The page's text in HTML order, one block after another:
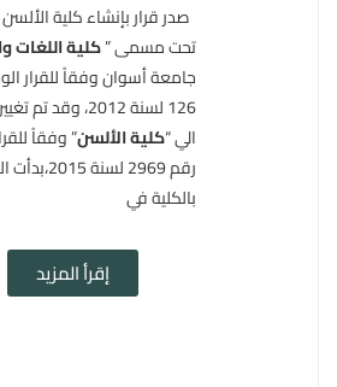
صدر قرار بإنشاء كلية
تحت مسمى ”كلية اللغات
جامعة أسوان وفقاً للقرار
126 لسنة 2012،
الي “كلية الألسن” وفقاً
رقم 2969 لسنة
بالكلية في
إقرأ المزيد